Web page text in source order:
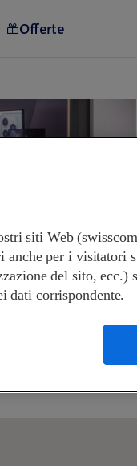
siti Web
anche per i visitatori
del sito, ecc.)
dati corrispondente.